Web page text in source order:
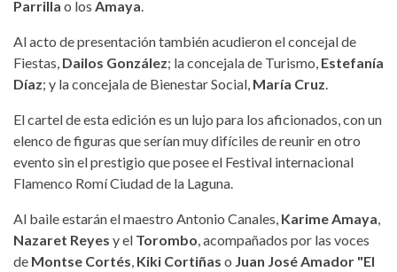
Parrilla o los Amaya.
Al acto de presentación también acudieron el concejal de
Fiestas, Dailos González; la concejala de Turismo, Estefanía
Díaz; y la concejala de Bienestar Social, María Cruz.
El cartel de esta edición es un lujo para los aficionados, con un
elenco de figuras que serían muy difíciles de reunir en otro
evento sin el prestigio que posee el Festival internacional
Flamenco Romí Ciudad de la Laguna.
Al baile estarán el maestro Antonio Canales, Karime Amaya,
Nazaret Reyes y el Torombo, acompañados por las voces
de Montse Cortés, Kiki Cortiñas o Juan José Amador "El